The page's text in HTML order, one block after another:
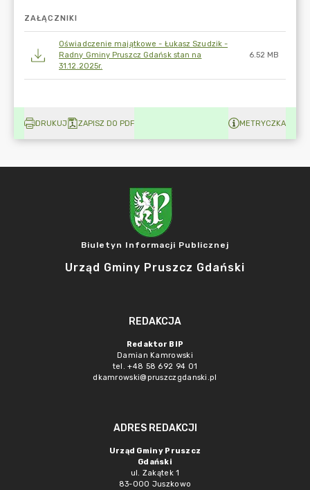
ZAŁĄCZNIKI
Oświadczenie majątkowe - Łukasz Szudzik -
Radny Gminy Pruszcz Gdańsk stan na
31.12.2025r.
6.52 MB
DRUKUJ ZAPISZ DO PDF METRYCZKA
Biuletyn Informacji Publicznej
Urząd Gminy Pruszcz Gdański
REDAKCJA
Redaktor BIP
Damian Kamrowski
tel. +48 58 692 94 01
dkamrowski@pruszczgdanski.pl
ADRES REDAKCJI
Urząd Gminy Pruszcz
Gdański
ul. Zakątek 1
83-000 Juszkowo